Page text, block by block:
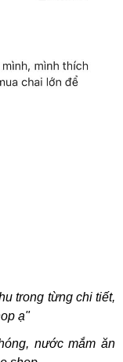
trong từng chi tiết,
ạ"
nước mắm ăn